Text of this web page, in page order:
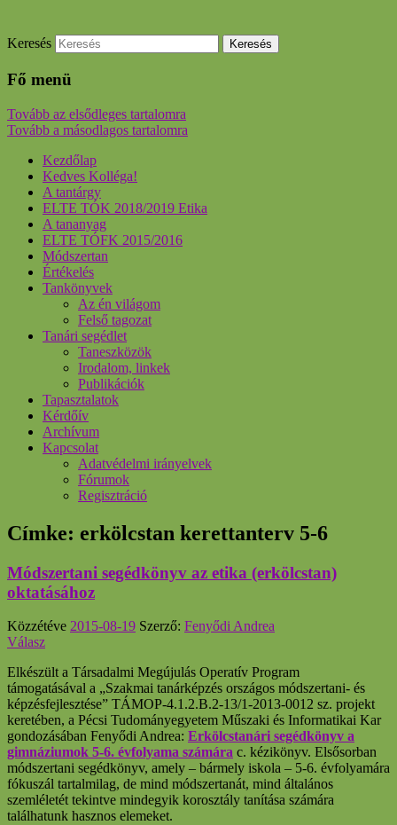
Keresés
Fő menü
Tovább az elsődleges tartalomra
Tovább a másodlagos tartalomra
Kezdőlap
Kedves Kolléga!
A tantárgy
ELTE TÓK 2018/2019 Etika
A tananyag
ELTE TÓFK 2015/2016
Módszertan
Értékelés
Tankönyvek
Az én világom
Felső tagozat
Tanári segédlet
Taneszközök
Irodalom, linkek
Publikációk
Tapasztalatok
Kérdőív
Archívum
Kapcsolat
Adatvédelmi irányelvek
Fórumok
Regisztráció
Címke: erkölcstan kerettanterv 5-6
Módszertani segédkönyv az etika (erkölcstan)
oktatásához
Közzétéve 2015-08-19 Szerző: Fenyődi Andrea
Válasz
Elkészült a Társadalmi Megújulás Operatív Program
támogatásával a „Szakmai tanárképzés országos módszertani- és
képzésfejlesztése” TÁMOP-4.1.2.B.2-13/1-2013-0012 sz. projekt
keretében, a Pécsi Tudományegyetem Műszaki és Informatikai Kar
gondozásában Fenyődi Andrea: Erkölcstanári segédkönyv a
gimnáziumok 5-6. évfolyama számára c. kézikönyv. Elsősorban
módszertani segédkönyv, amely – bármely iskola – 5-6. évfolyamára
fókuszál tartalmilag, de mind módszertanát, mind általános
szemléletét tekintve mindegyik korosztály tanítása számára
találhatunk hasznos elemeket.